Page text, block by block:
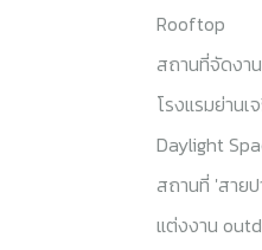
Rooftop
สถานที่จัดงา
โรงแรมย่าน
Daylight
สถานที่ 'สาย
แต่งงาน